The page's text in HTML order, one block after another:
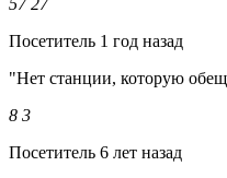
Посетитель 1 год назад
"Нет станции, которую
8 3
Посетитель 6 лет назад